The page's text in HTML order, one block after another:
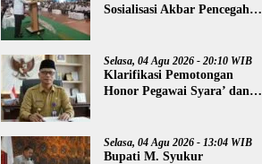
Sosialisasi Akbar Pencegahan
Selasa, 04 Agu 2026 - 20:10 WIB
Klarifikasi Pemotongan
Honor Pegawai Syara’ dan
Selasa, 04 Agu 2026 - 13:04 WIB
Bupati M. Syukur